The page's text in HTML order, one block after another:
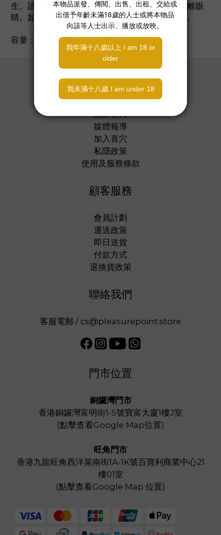
生。請將產品存放於兒童不能接觸的地方。請遠離眼
睛。如果產品不慎進入眼睛，請用大量清水沖洗。
容量：0.34 液體安士（10毫升）
關於我們
關於喜穴
媒體報導
加入喜穴
私隱政策
使用及服務條款
顧客服務
會員計劃
運送政策
即日送貨
付款方式
退換貨政策
聯絡我們
客服電郵 / cs@pleasurepoint.store
門市位置
銅鑼灣門市
香港銅鑼灣富明街1-5號寶富大廈1樓J室
(點擊查看Google Map位置)
旺角門市
香港九龍旺角西洋菜南街1A-1K號百寶利商業中心21
樓01室
(點擊查看Google Map 位置)